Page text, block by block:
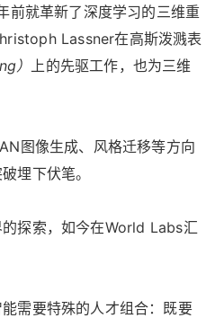
前就革新了深度学习的三维重
Lassner在高斯泼溅表
）
上的先驱工作，也为三维
图像生成、风格迁移等方向
埋下伏笔。
探索，如今在World Labs汇
需要特殊的人才组合：既要